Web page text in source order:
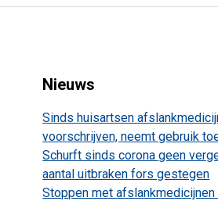
Nieuws
Sinds huisartsen
voorschrijven, neemt gebruik
Schurft sinds corona geen
aantal uitbraken fors gestegen
Stoppen met